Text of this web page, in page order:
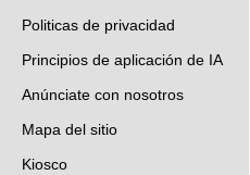
Politicas de privacidad
Principios de aplicación de IA
Anúnciate con nosotros
Mapa del sitio
Kiosco